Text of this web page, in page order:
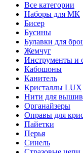
Все категории
Наборы для МК
Бисер
Бусины
Булавки для
Жемчуг
Инструменты и
Кабошоны
Канитель
Кристаллы LUX
Нити для
Органайзеры
Оправы для
Пайетки
Перья
Синель